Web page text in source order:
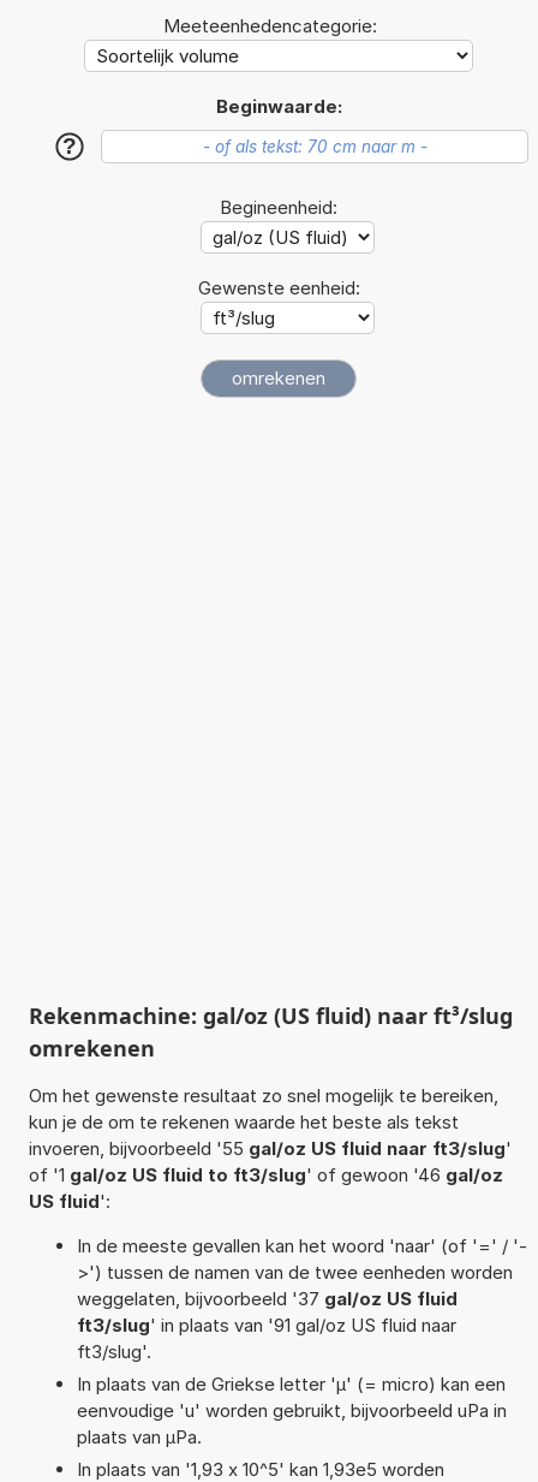
Meeteenhedencategorie:
Beginwaarde:
?
Begineenheid:
Gewenste eenheid:
Rekenmachine: gal/oz (US fluid) naar ft³/slug
omrekenen
Om het gewenste resultaat zo snel mogelijk te bereiken,
kun je de om te rekenen waarde het beste als tekst
invoeren, bijvoorbeeld '55 gal/oz US fluid naar ft3/slug'
of '1 gal/oz US fluid to ft3/slug' of gewoon '46 gal/oz
US fluid':
In de meeste gevallen kan het woord 'naar' (of '=' / '-
>') tussen de namen van de twee eenheden worden
weggelaten, bijvoorbeeld '37 gal/oz US fluid
ft3/slug' in plaats van '91 gal/oz US fluid naar
ft3/slug'.
In plaats van de Griekse letter 'µ' (= micro) kan een
eenvoudige 'u' worden gebruikt, bijvoorbeeld uPa in
plaats van µPa.
In plaats van '1,93 x 10^5' kan 1,93e5 worden